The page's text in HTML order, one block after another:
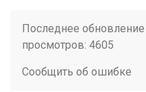
Последнее обновление
просмотров: 4605
Сообщить об ошибке